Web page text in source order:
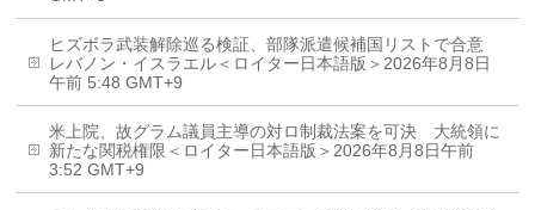
ヒズボラ武装解除巡る検証、部隊派遣候補国リストで合意
レバノン・イスラエル＜ロイター日本語版＞2026年8月8日
午前 5:48 GMT+9
米上院、故グラム議員主導の対ロ制裁法案を可決 大統領に
新たな関税権限＜ロイター日本語版＞2026年8月8日午前
3:52 GMT+9